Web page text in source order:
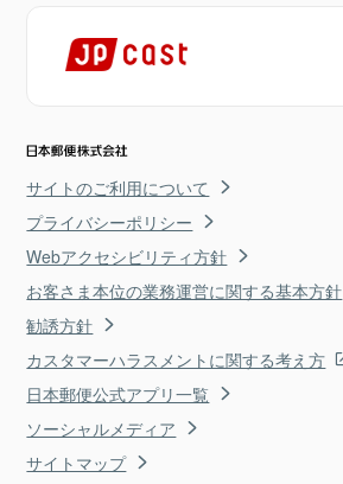
サイトのご利用について
プライバシーポリシー
Webアクセシビリティ方針
お客さま本位の業務運営に関する基本方針
勧誘方針
カスタマーハラスメントに関する考え方
日本郵便公式アプリ一覧
ソーシャルメディア
サイトマップ